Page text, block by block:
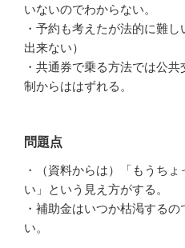
いないのでわからない。
・予約も考えたが法的に難
出来ない）
・共通券で乗る方法では公
制からははずれる。
問題点
・（資料からは）「もうち
い」という見え方がする。
・補助金はいつか枯渇する
い。